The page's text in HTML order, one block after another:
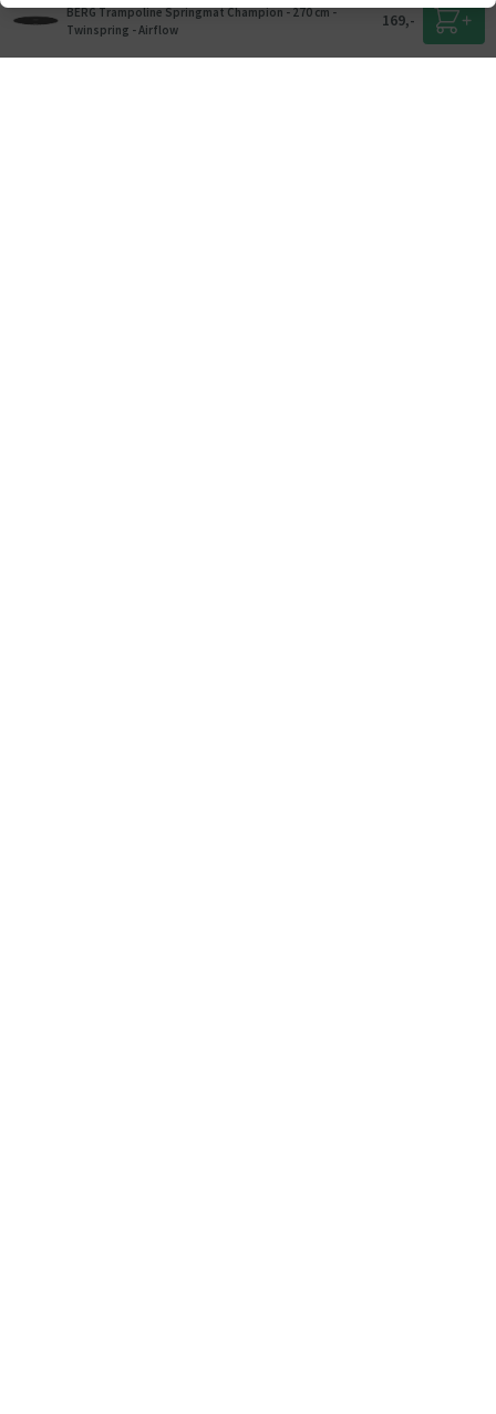
BERG Trampoline Springmat Champion - 270 cm -
Twinspring - Airflow
169,-